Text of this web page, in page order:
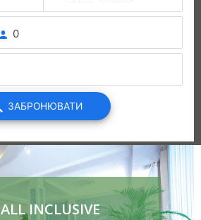
ALL INCLUSIVE